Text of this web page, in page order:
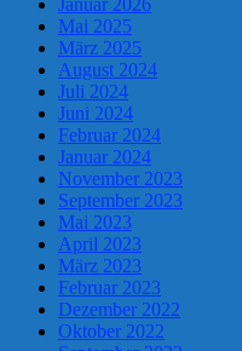
Januar 2026
Mai 2025
März 2025
August 2024
Juli 2024
Juni 2024
Februar 2024
Januar 2024
November 2023
September 2023
Mai 2023
April 2023
März 2023
Februar 2023
Dezember 2022
Oktober 2022